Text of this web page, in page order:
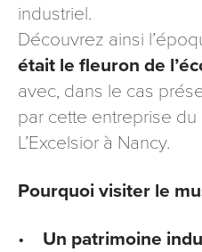
industriel.
Découvrez ainsi
était le fleuron de
avec, dans le cas
par cette entreprise
L’Excelsior à Nancy.
Pourquoi visiter le
• Un patrimoine